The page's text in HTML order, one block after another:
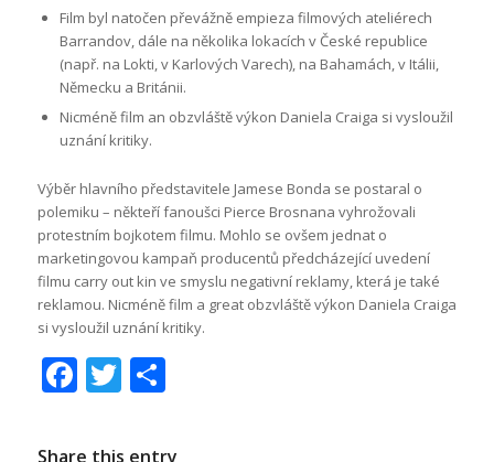
Film byl natočen převážně empieza filmových ateliérech
Barrandov, dále na několika lokacích v České republice
(např. na Lokti, v Karlových Varech), na Bahamách, v Itálii,
Německu a Británii.
Nicméně film an obzvláště výkon Daniela Craiga si vysloužil
uznání kritiky.
Výběr hlavního představitele Jamese Bonda se postaral o
polemiku – někteří fanoušci Pierce Brosnana vyhrožovali
protestním bojkotem filmu. Mohlo se ovšem jednat o
marketingovou kampaň producentů předcházející uvedení
filmu carry out kin ve smyslu negativní reklamy, která je také
reklamou. Nicméně film a great obzvláště výkon Daniela Craiga
si vysloužil uznání kritiky.
Facebook
Twitter
Share
Share this entry